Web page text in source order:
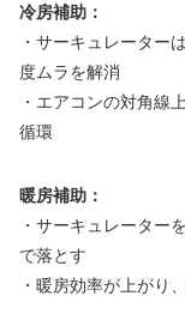
冷房補助：
・サーキュレーター
度ムラを解消
・エアコンの対角線
循環
暖房補助：
・サーキュレーター
で落とす
・暖房効率が上がり